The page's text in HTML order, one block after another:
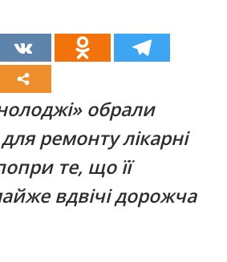
обрали
ремонту лікарні
те, що її
вдвічі дорожча